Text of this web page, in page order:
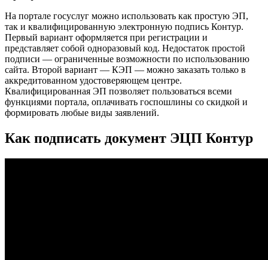
На портале госуслуг можно использовать как простую ЭП,
так и квалифицированную электронную подпись Контур.
Первый вариант оформляется при регистрации и
представляет собой одноразовый код. Недостаток простой
подписи — ограниченные возможности по использованию
сайта. Второй вариант — КЭП — можно заказать только в
аккредитованном удостоверяющем центре.
Квалифицированная ЭП позволяет пользоваться всеми
функциями портала, оплачивать госпошлины со скидкой и
формировать любые виды заявлений.
Как подписать документ ЭЦП Контур